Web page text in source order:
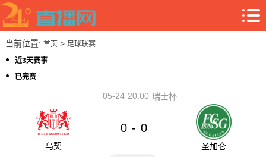
当前位置: 首页> 足球联赛
近3天赛事
已完赛
20:00
05-24 瑞士杯
乌契
0 - 0
圣加仑